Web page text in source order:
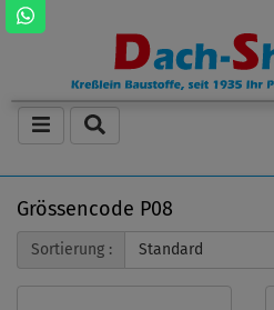
Grössencode P08
Sortierung : Standard